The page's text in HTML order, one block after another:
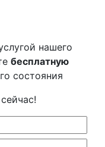
нашего
бесплатную
состояния